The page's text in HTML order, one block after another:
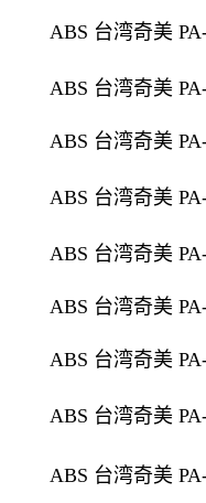
ABS 台湾奇美
ABS 台湾奇美
ABS 台湾奇美
ABS 台湾奇美
ABS 台湾奇美
ABS 台湾奇美
ABS 台湾奇美
ABS 台湾奇美
ABS 台湾奇美